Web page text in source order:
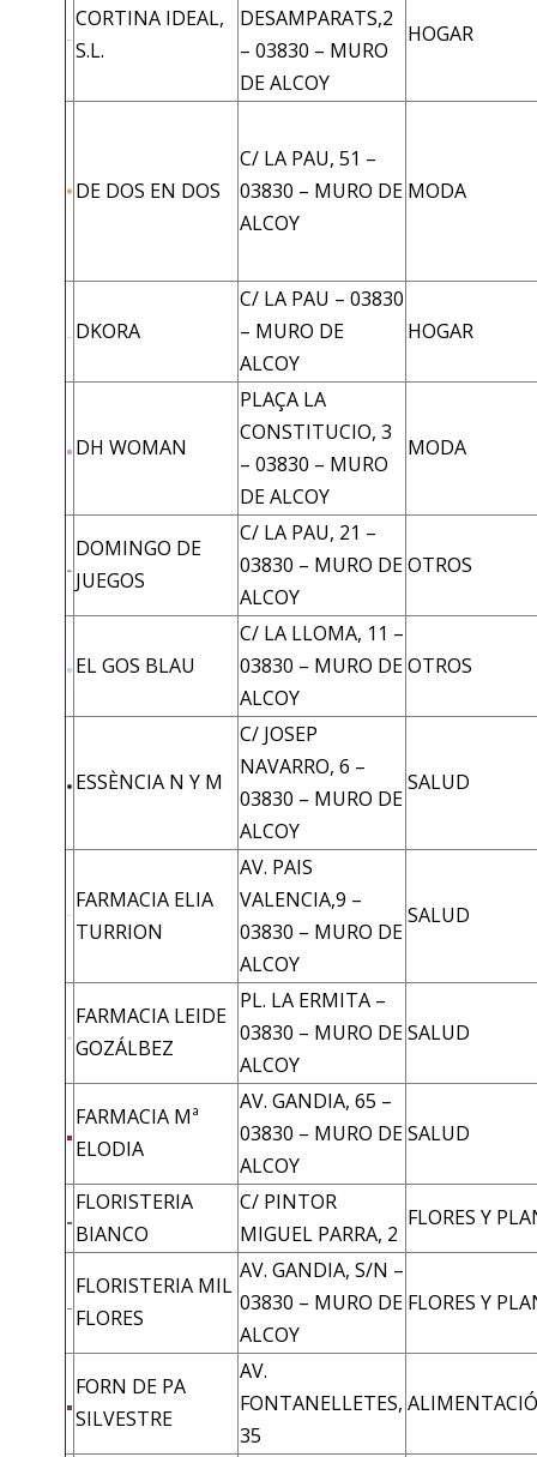
CORTINA IDEAL,
S.L.
DESAMPARATS,2
– 03830 – MURO
DE ALCOY
HOGAR
DE DOS EN DOS
C/ LA PAU, 51 –
03830 – MURO DE
ALCOY
MODA
DKORA
C/ LA PAU – 03830
– MURO DE
ALCOY
HOGAR
DH WOMAN
PLAÇA LA
CONSTITUCIO, 3
– 03830 – MURO
DE ALCOY
MODA
DOMINGO DE
JUEGOS
C/ LA PAU, 21 –
03830 – MURO DE
ALCOY
OTROS
EL GOS BLAU
C/ LA LLOMA, 11 –
03830 – MURO DE
ALCOY
OTROS
ESSÈNCIA N Y M
C/ JOSEP
NAVARRO, 6 –
03830 – MURO DE
ALCOY
SALUD
FARMACIA ELIA
TURRION
AV. PAIS
VALENCIA,9 –
03830 – MURO DE
ALCOY
SALUD
FARMACIA LEIDE
GOZÁLBEZ
PL. LA ERMITA –
03830 – MURO DE
ALCOY
SALUD
FARMACIA Mª
ELODIA
AV. GANDIA, 65 –
03830 – MURO DE
ALCOY
SALUD
FLORISTERIA
BIANCO
C/ PINTOR
MIGUEL PARRA, 2
FLORES Y
FLORISTERIA MIL
FLORES
AV. GANDIA, S/N –
03830 – MURO DE
ALCOY
FLORES Y
FORN DE PA
SILVESTRE
AV.
FONTANELLETES,
35